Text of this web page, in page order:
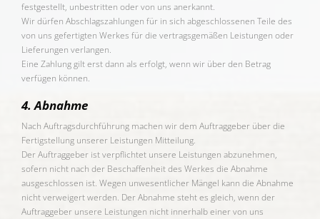
festgestellt, unbestritten oder von uns anerkannt.
Wir dürfen Abschlagszahlungen für in sich abgeschlossenen Teile des
von uns gefertigten Werkes für die vertragsgemäßen Leistungen oder
Lieferungen verlangen.
Eine Zahlung gilt erst dann als erfolgt, wenn wir über den Betrag
verfügen können.
4. Abnahme
Nach Auftragsdurchführung machen wir dem Auftraggeber über die
Fertigstellung unserer Leistungen Mitteilung.
Der Auftraggeber ist verpflichtet unsere Leistungen abzunehmen,
sofern nicht nach der Beschaffenheit des Werkes die Abnahme
ausgeschlossen ist. Wegen unwesentlicher Mängel kann die Abnahme
nicht verweigert werden. Der Abnahme steht es gleich, wenn der
Auftraggeber unsere Leistungen nicht innerhalb einer von uns